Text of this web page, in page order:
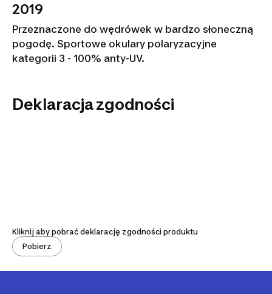
2019
Przeznaczone do wędrówek w bardzo słoneczną
pogodę. Sportowe okulary polaryzacyjne
kategorii 3 - 100% anty-UV.
Deklaracja zgodności
Kliknij aby pobrać deklarację zgodności produktu
Pobierz